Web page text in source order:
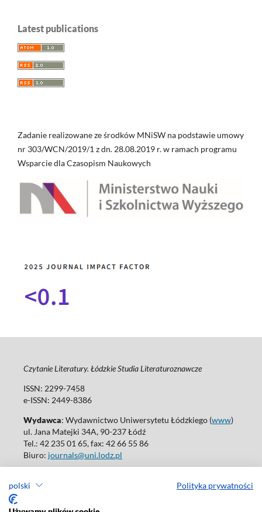
polski Polityka prywatności
Latest publications
Zadanie realizowane ze środków MNiSW na podstawie umowy
nr 303/WCN/2019/1 z dn. 28.08.2019 r. w ramach programu
Wsparcie dla Czasopism Naukowych
Czytanie Literatury. Łódzkie Studia Literaturoznawcze
ISSN: 2299-7458
e-ISSN: 2449-8386
Wydawca: Wydawnictwo Uniwersytetu Łódzkiego (www)
ul. Jana Matejki 34A, 90-237 Łódź
Tel.: 42 235 01 65, fax: 42 66 55 86
Biuro: journals@uni.lodz.pl
W sprawie prenumeraty wydań papierowych prosimy o kontakt